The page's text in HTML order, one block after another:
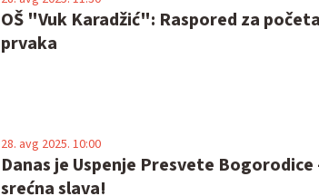
OŠ "Vuk Karadžić": Raspored za
prvaka
Danas je Uspenje Presvete
srećna slava!
28. avg 2025. 10:00